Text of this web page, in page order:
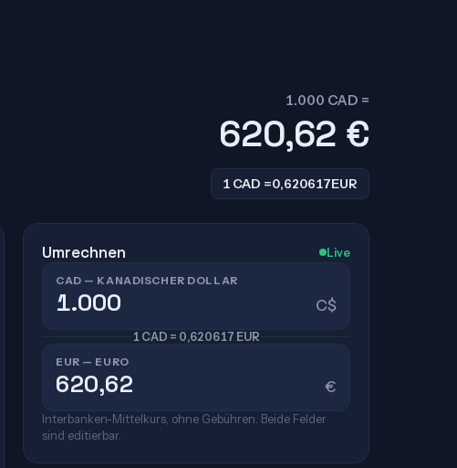
1.000 CAD =
620,62 €
1 CAD =0,620617EUR
Umrechnen Live
CAD — KANADISCHER DOLLAR
C$
1 CAD = 0,620617 EUR
EUR — EURO
€
Interbanken-Mittelkurs, ohne Gebühren. Beide Felder
sind editierbar.